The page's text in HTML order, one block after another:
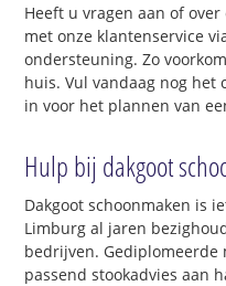
Heeft u vragen aan of
met onze klantenservice
ondersteuning. Zo
huis. Vul vandaag nog
in voor het plannen van
Hulp bij dakgoot
Dakgoot schoonmaken is
Limburg al jaren
bedrijven. Gediplomeerde
passend stookadvies aan